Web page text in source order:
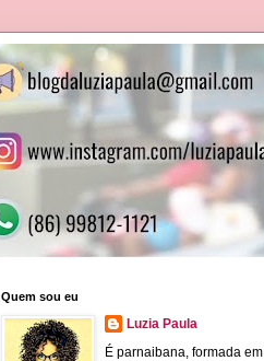
Quem sou eu
Luzia Paula
É parnaibana, formada em